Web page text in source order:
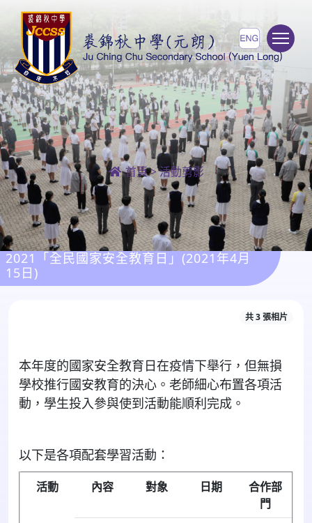
首頁>活動剪影
2021「全民國家安全教育日」(2021年4月
15日)
共 3 張相片
本年度的國家安全教育日在疫情下舉行，但無損
學校推行國安教育的決心。老師細心布置各項活
動，學生投入參與使到活動能順利完成。
以下是各項配套學習活動：
活動 內容 對象 日期
合作部
門